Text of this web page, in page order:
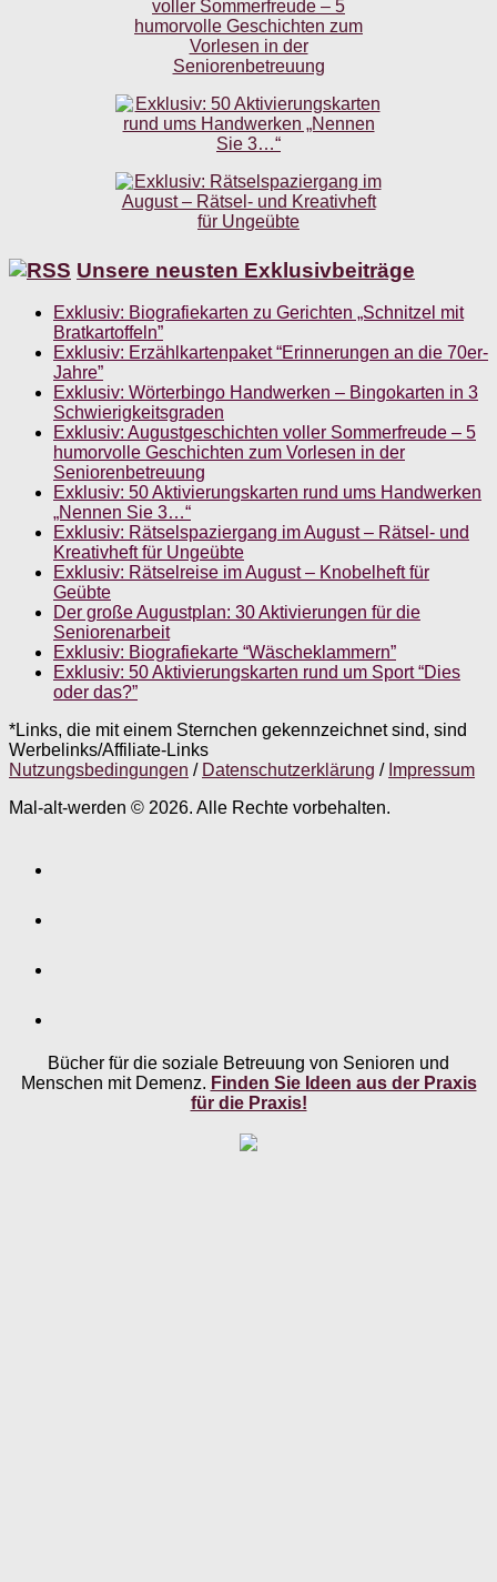
Unsere neusten Exklusivbeiträge
Exklusiv: Biografiekarten zu Gerichten „Schnitzel mit
Bratkartoffeln”
Exklusiv: Erzählkartenpaket “Erinnerungen an die 70er-
Jahre”
Exklusiv: Wörterbingo Handwerken – Bingokarten in 3
Schwierigkeitsgraden
Exklusiv: Augustgeschichten voller Sommerfreude – 5
humorvolle Geschichten zum Vorlesen in der
Seniorenbetreuung
Exklusiv: 50 Aktivierungskarten rund ums Handwerken
„Nennen Sie 3…“
Exklusiv: Rätselspaziergang im August – Rätsel- und
Kreativheft für Ungeübte
Exklusiv: Rätselreise im August – Knobelheft für
Geübte
Der große Augustplan: 30 Aktivierungen für die
Seniorenarbeit
Exklusiv: Biografiekarte “Wäscheklammern”
Exklusiv: 50 Aktivierungskarten rund um Sport “Dies
oder das?”
*Links, die mit einem Sternchen gekennzeichnet sind, sind
Werbelinks/Affiliate-Links
Nutzungsbedingungen / Datenschutzerklärung / Impressum
Mal-alt-werden © 2026. Alle Rechte vorbehalten.
Bücher für die soziale Betreuung von Senioren und
Menschen mit Demenz. Finden Sie Ideen aus der Praxis
für die Praxis!